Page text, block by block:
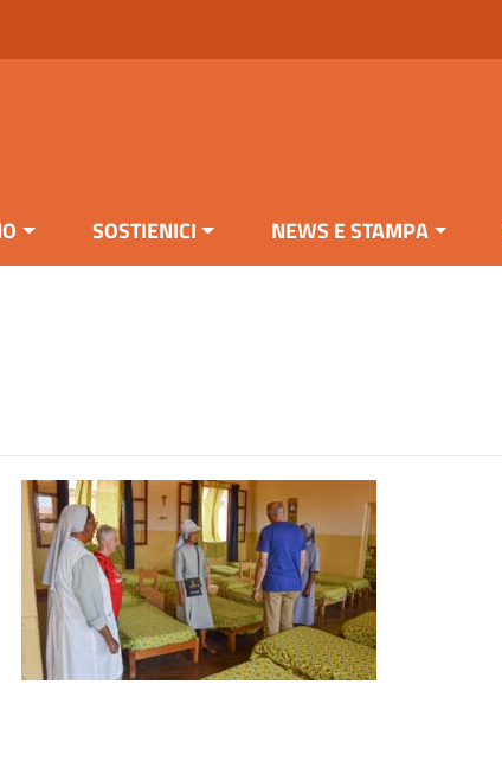
SOSTIENICI NEWS E STAMPA